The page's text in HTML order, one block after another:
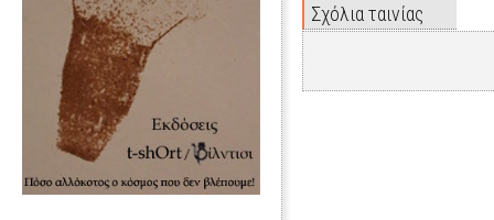
Σχόλια ταινίας